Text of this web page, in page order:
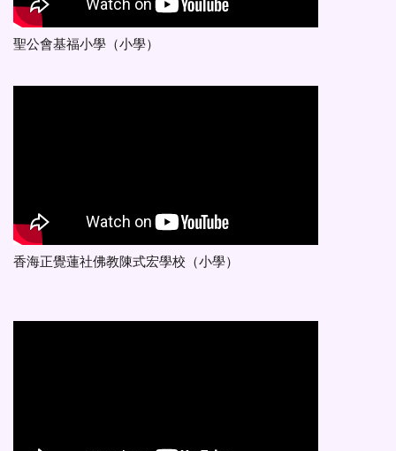
聖公會基福小學（小學）
香海正覺蓮社佛教陳式宏學校（小學）